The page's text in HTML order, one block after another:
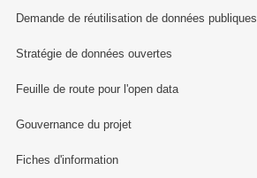
Demande de réutilisation de données publiques
Stratégie de données ouvertes
Feuille de route pour l'open data
Gouvernance du projet
Fiches d'information